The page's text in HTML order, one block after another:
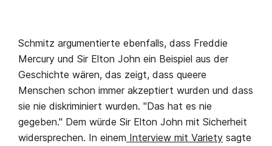
Schmitz argumentierte ebenfalls, dass Freddie
Mercury und Sir Elton John ein Beispiel aus der
Geschichte wären, das zeigt, dass queere
Menschen schon immer akzeptiert wurden und dass
sie nie diskriminiert wurden. "Das hat es nie
gegeben." Dem würde Sir Elton John mit Sicherheit
widersprechen. In einem Interview mit Variety sagte